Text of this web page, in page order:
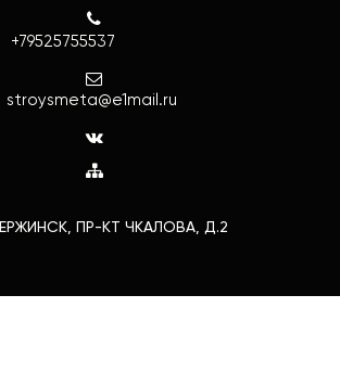
+79525755537
stroysmeta@e1mail.ru
ПР-КТ ЧКАЛОВА, Д.2